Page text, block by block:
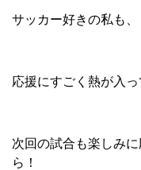
サッカー好きの私も、
応援にすごく熱が入っ
次回の試合も楽しみ
ら！